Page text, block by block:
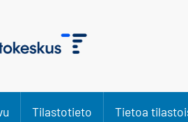
Tilastotieto Tietoa